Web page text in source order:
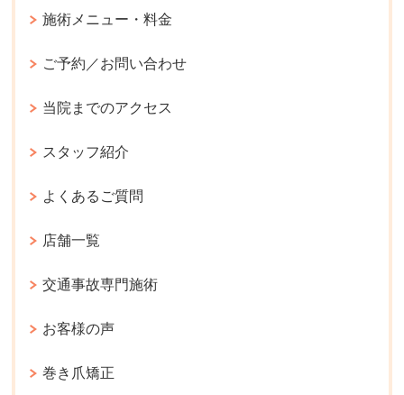
施術メニュー・料金
ご予約／お問い合わせ
当院までのアクセス
スタッフ紹介
よくあるご質問
店舗一覧
交通事故専門施術
お客様の声
巻き爪矯正